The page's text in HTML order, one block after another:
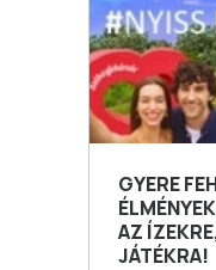
GYERE
AZ
JÁTÉKRA!